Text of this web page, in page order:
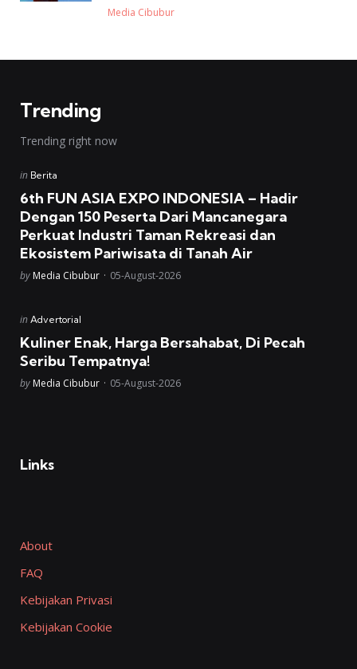
Posted
Media Cibubur
Trending
Trending right now
Posted
in Berita
6th FUN ASIA EXPO INDONESIA – Hadir
Dengan 150 Peserta Dari Mancanegara
Perkuat Industri Taman Rekreasi dan
Ekosistem Pariwisata di Tanah Air
Posted
by Media Cibubur 05-August-2026
Posted
in Advertorial
Kuliner Enak, Harga Bersahabat, Di Pecah
Seribu Tempatnya!
Posted
by Media Cibubur 05-August-2026
Links
About
FAQ
Kebijakan Privasi
Kebijakan Cookie